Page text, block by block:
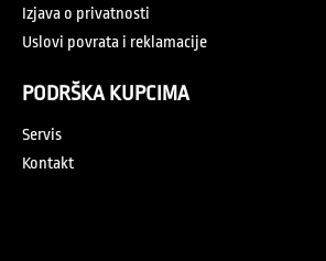
Izjava o privatnosti
Uslovi povrata i reklamacije
PODRŠKA KUPCIMA
Servis
Kontakt